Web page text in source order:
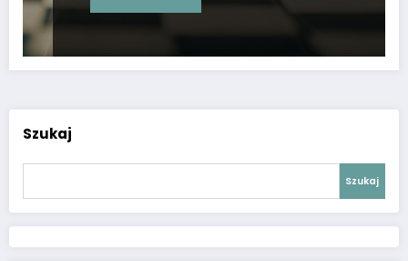
Szukaj
Szukaj